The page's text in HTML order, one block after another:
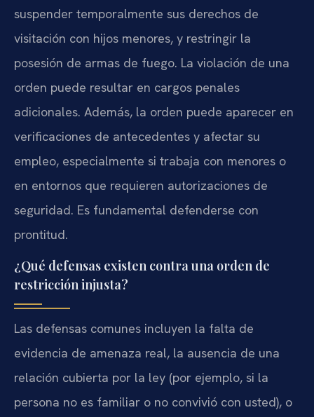
suspender temporalmente sus derechos de
visitación con hijos menores, y restringir la
posesión de armas de fuego. La violación de una
orden puede resultar en cargos penales
adicionales. Además, la orden puede aparecer en
verificaciones de antecedentes y afectar su
empleo, especialmente si trabaja con menores o
en entornos que requieren autorizaciones de
seguridad. Es fundamental defenderse con
prontitud.
¿Qué defensas existen contra una orden de
restricción injusta?
Las defensas comunes incluyen la falta de
evidencia de amenaza real, la ausencia de una
relación cubierta por la ley (por ejemplo, si la
persona no es familiar o no convivió con usted), o